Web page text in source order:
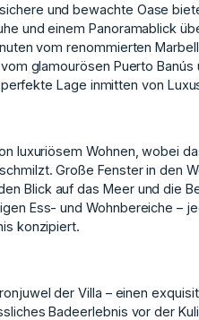
und bewachte Oase
und einem Panoramablick
vom renommierten
glamourösen Puerto Banús
Lage inmitten von
luxuriösem Wohnen, wobei
Große Fenster in den
Blick auf das Meer und die
Ess- und Wohnbereiche –
konzipiert.
der Villa – einen
Badeerlebnis vor der